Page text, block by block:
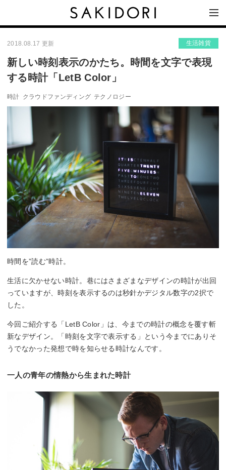
2018.08.17 更新 生活雑貨
新しい時刻表示のかたち。時間を文字で表現
する時計「LetB Color」
時計 クラウドファンディング テクノロジー
時間を”読む”時計。
生活に欠かせない時計。巷にはさまざまなデザインの時計が出回
っていますが、時刻を表示するのは秒針かデジタル数字の2択で
した。
今回ご紹介する「LetB Color」は、今までの時計の概念を覆す斬
新なデザイン。「時刻を文字で表示する」という今までにありそ
うでなかった発想で時を知らせる時計なんです。
一人の青年の情熱から生まれた時計